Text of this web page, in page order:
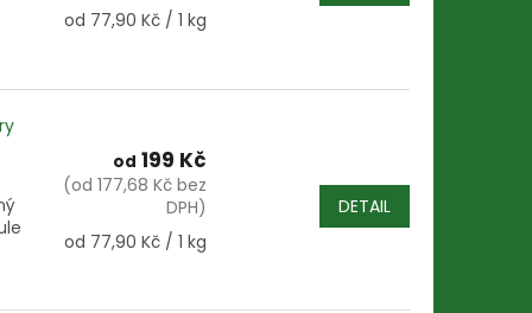
Měrná
od 77,90 Kč / 1 kg
od 199 Kč
(od 177,68 Kč bez
DPH)
Měrná
od 77,90 Kč / 1 kg
DETAIL